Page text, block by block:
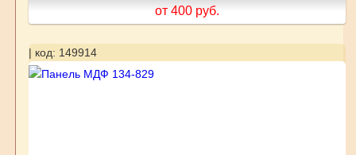
от 400 руб.
| код: 149914